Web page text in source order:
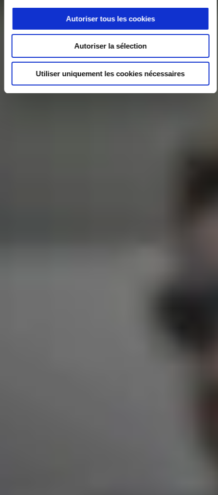
Autoriser tous les cookies
Autoriser la sélection
Utiliser uniquement les cookies nécessaires